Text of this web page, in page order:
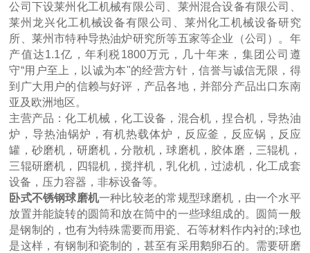
公司下设莱州化工机械有限公司、莱州混合设备有限公司、
莱州龙兴化工机械设备有限公司、莱州化工机械设备研究
所、莱州市特种导热油炉研究所等五家等企业（公司）。年
产值达1.1亿，年利税1800万元，几十年来，集团公司遵
守“用户至上，以诚为本"的经营方针，信誉与诚信无限，得
到广大用户的信赖与好评，产品各地，并部分产品出口东南
亚及欧洲地区。
主营产品：化工机械，化工设备，混合机，捏合机，导热油
炉，导热油锅炉，有机热载体炉，反应釜，反应锅，反应
罐，砂磨机，研磨机，分散机，球磨机，胶体磨，三辊机，
三辊研磨机，四辊机，搅拌机，乳化机，过滤机，化工成套
设备，压力容器，非标设备等。
卧式不锈钢球磨机一种比较老的常规型球磨机，由一个水平
放置并能旋转的圆筒和放在筒中的一些球组成的。圆筒一般
是钢制的，也有为特殊需要而用瓷、石等材料作内衬的;球也
是这样，有钢制和瓷制的，甚至有采用鹅卵石的。需要研磨